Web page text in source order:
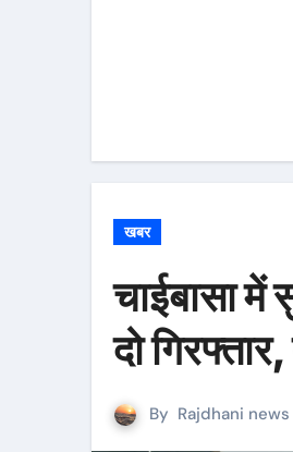
खबर
चाईबासा में
दो
By Rajdhani news